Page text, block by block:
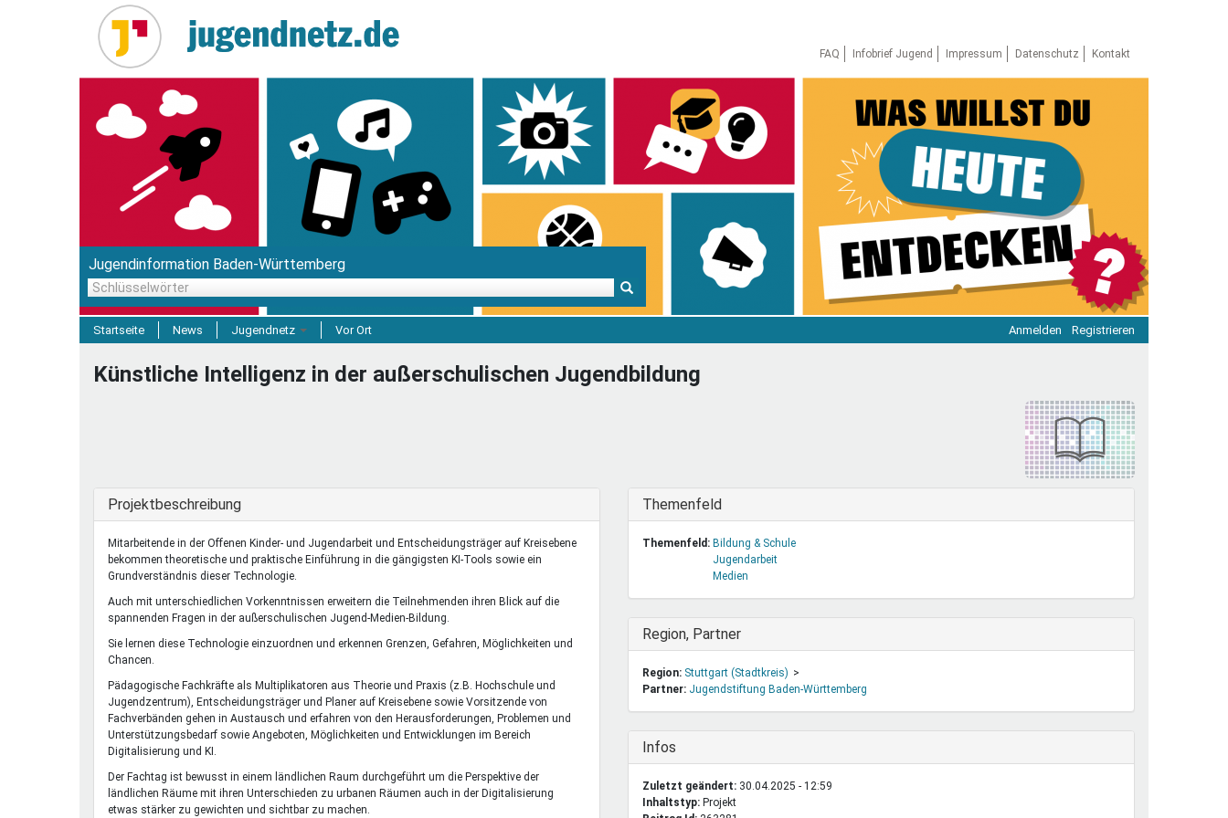
FAQ
Infobrief Jugend Impressum Datenschutz Kontakt
Jugendinformation Baden-Württemberg
Schlüsselwörter
Startseite News Jugendnetz
Projektfinanzierung
Jugendstiftung BW
Junge Seiten
Traumberufe
REspect! im Netz
Jugendagentur
Vor Ort Anmelden Registrieren
Künstliche Intelligenz in der außerschulischen Jugendbildung
Ausblenden
Projektbeschreibung
Mitarbeitende in der Offenen Kinder- und Jugendarbeit und Entscheidungsträger auf Kreisebene
bekommen theoretische und praktische Einführung in die gängigsten KI-Tools sowie ein
Grundverständnis dieser Technologie.
Auch mit unterschiedlichen Vorkenntnissen erweitern die Teilnehmenden ihren Blick auf die
spannenden Fragen in der außerschulischen Jugend-Medien-Bildung.
Sie lernen diese Technologie einzuordnen und erkennen Grenzen, Gefahren, Möglichkeiten und
Chancen.
Pädagogische Fachkräfte als Multiplikatoren aus Theorie und Praxis (z.B. Hochschule und
Jugendzentrum), Entscheidungsträger und Planer auf Kreisebene sowie Vorsitzende von
Fachverbänden gehen in Austausch und erfahren von den Herausforderungen, Problemen und
Unterstützungsbedarf sowie Angeboten, Möglichkeiten und Entwicklungen im Bereich
Digitalisierung und KI.
Der Fachtag ist bewusst in einem ländlichen Raum durchgeführt um die Perspektive der
ländlichen Räume mit ihren Unterschieden zu urbanen Räumen auch in der Digitalisierung
etwas stärker zu gewichten und sichtbar zu machen.
Ausblenden
Themenfeld
Themenfeld: Bildung & Schule
Jugendarbeit
Medien
Ausblenden
Region, Partner
Region: Stuttgart (Stadtkreis)
Partner: Jugendstiftung Baden-Württemberg
Ausblenden
Infos
Zuletzt geändert: 30.04.2025 - 12:59
Inhaltstyp:
projekt